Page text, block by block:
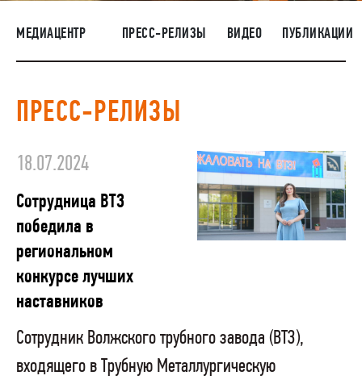
НАШИ ЛЮДИ
ОКРУЖАЮЩАЯ СРЕДА
ЗАКУПКИ
МЕДИАЦЕНТР ПРЕСС-РЕЛИЗЫ ВИДЕО ПУБЛИКАЦИИ
ПРЕСС-РЕЛИЗЫ
18.07.2024
Сотрудница ВТЗ
победила в
региональном
конкурсе лучших
наставников
Сотрудник Волжского трубного завода (ВТЗ),
входящего в Трубную Металлургическую